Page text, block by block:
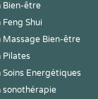
Bien-être
Feng Shui
Massage Bien-être
Pilates
Soins Energétiques
sonothérapie